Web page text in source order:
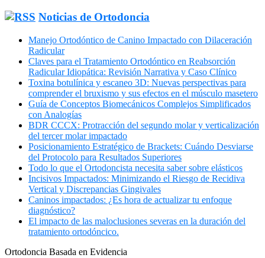
Noticias de Ortodoncia
Manejo Ortodóntico de Canino Impactado con Dilaceración
Radicular
Claves para el Tratamiento Ortodóntico en Reabsorción
Radicular Idiopática: Revisión Narrativa y Caso Clínico
Toxina botulínica y escaneo 3D: Nuevas perspectivas para
comprender el bruxismo y sus efectos en el músculo masetero
Guía de Conceptos Biomecánicos Complejos Simplificados
con Analogías
BDR CCCX: Protracción del segundo molar y verticalización
del tercer molar impactado
Posicionamiento Estratégico de Brackets: Cuándo Desviarse
del Protocolo para Resultados Superiores
Todo lo que el Ortodoncista necesita saber sobre elásticos
Incisivos Impactados: Minimizando el Riesgo de Recidiva
Vertical y Discrepancias Gingivales
Caninos impactados: ¿Es hora de actualizar tu enfoque
diagnóstico?
El impacto de las maloclusiones severas en la duración del
tratamiento ortodóncico.
Ortodoncia Basada en Evidencia